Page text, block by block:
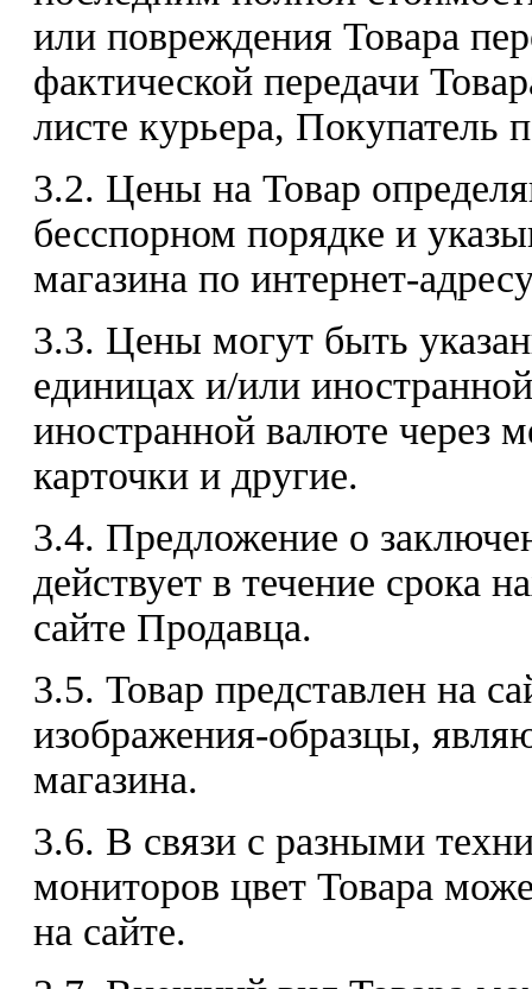
или повреждения Товара
фактической передачи
листе курьера, Покупатель
3.2. Цены на Товар
бесспорном порядке и
магазина по интернет-
3.3. Цены могут быть
единицах и/или
иностранной валюте через
карточки и другие.
3.4. Предложение о
действует в течение срока
сайте Продавца.
3.5. Товар представлен на
изображения-образцы,
магазина.
3.6. В связи с разными
мониторов цвет Товара
на сайте.